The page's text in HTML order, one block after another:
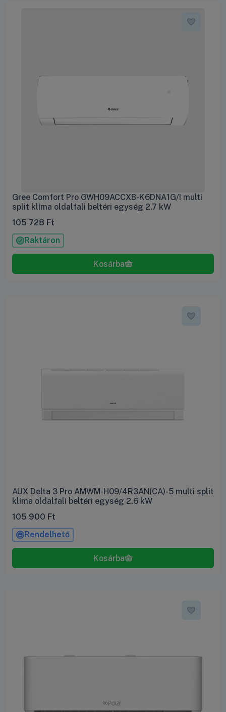
Gree Comfort Pro GWH09ACCXB-K6DNA1G/I multi
split klíma oldalfali beltéri egység 2.7 kW
105 728 Ft
Raktáron
AUX Delta 3 Pro AMWM-H09/4R3AN(CA)-5 multi split
klíma oldalfali beltéri egység 2.6 kW
105 900 Ft
Rendelhető